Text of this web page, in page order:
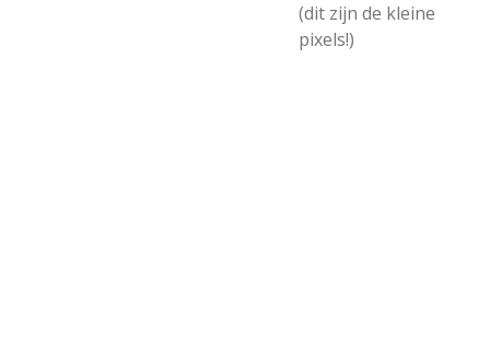
(dit zijn de kleine
pixels!)